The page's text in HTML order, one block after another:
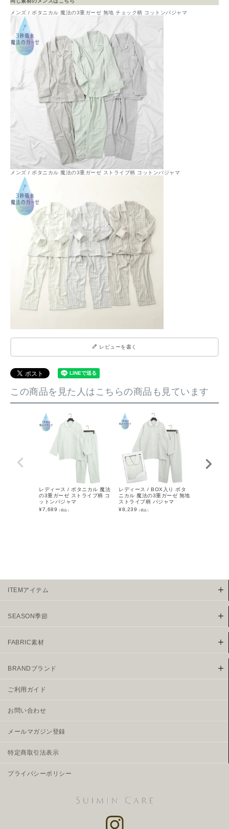
メンズ / ボタニカル 魔法の3重ガーゼ 無地 チェック柄 コットンパジャマ
メンズ / ボタニカル 魔法の3重ガーゼ ストライプ柄 コットンパジャマ
レビューを書く
この商品を見た人はこちらの商品も見ています
レディース / ボタニカル 魔法
の3重ガーゼ ストライプ柄 コ
ットンパジャマ
¥7,689 （税込）
レディース / BOX入り ボタ
ニカル 魔法の3重ガーゼ 無地
ストライプ柄 パジャマ
¥8,239 （税込）
ITEMアイテム
SEASON季節
FABRIC素材
BRANDブランド
ご利用ガイド
お問い合わせ
メールマガジン登録
特定商取引法表示
プライバシーポリシー